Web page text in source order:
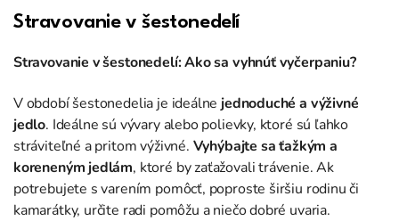
Stravovanie v šestonedelí
Stravovanie v šestonedelí: Ako sa vyhnúť vyčerpaniu?
V období šestonedelia je ideálne jednoduché a výživné
jedlo. Ideálne sú vývary alebo polievky, ktoré sú ľahko
stráviteľné a pritom výživné. Vyhýbajte sa ťažkým a
koreneným jedlám, ktoré by zaťažovali trávenie. Ak
potrebujete s varením pomôcť, poproste širšiu rodinu či
kamarátky, určite radi pomôžu a niečo dobré uvaria.